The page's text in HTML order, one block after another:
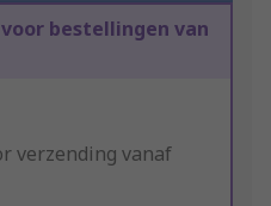
bestellingen van
verzending vanaf